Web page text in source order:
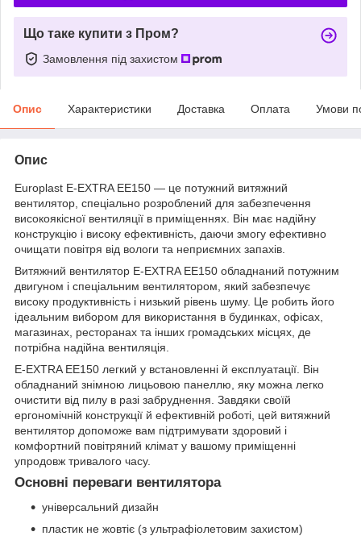
Що таке купити з Пром?
Замовлення під захистом
Опис Характеристики Доставка Оплата Умови
Опис
Europlast E-EXTRA EЕ150 — це потужний витяжний
вентилятор, спеціально розроблений для забезпечення
високоякісної вентиляції в приміщеннях. Він має надійну
конструкцію і високу ефективність, даючи змогу ефективно
очищати повітря від вологи та неприємних запахів.
Витяжний вентилятор E-EXTRA EЕ150 обладнаний потужним
двигуном і спеціальним вентилятором, який забезпечує
високу продуктивність і низький рівень шуму. Це робить його
ідеальним вибором для використання в будинках, офісах,
магазинах, ресторанах та інших громадських місцях, де
потрібна надійна вентиляція.
E-EXTRA EЕ150 легкий у встановленні й експлуатації. Він
обладнаний знімною лицьовою панеллю, яку можна легко
очистити від пилу в разі забруднення. Завдяки своїй
ергономічній конструкції й ефективній роботі, цей витяжний
вентилятор допоможе вам підтримувати здоровий і
комфортний повітряний клімат у вашому приміщенні
упродовж тривалого часу.
Основні переваги вентилятора
універсальний дизайн
пластик не жовтіє (з ультрафіолетовим захистом)